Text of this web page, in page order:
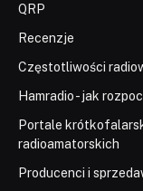
QRP
Recenzje
Częstotliwości
Hamradio - jak
Portale
radioamatorskich
Producenci i